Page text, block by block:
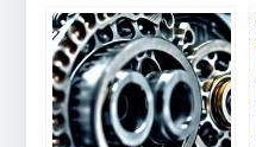
XL 99Т TL шип